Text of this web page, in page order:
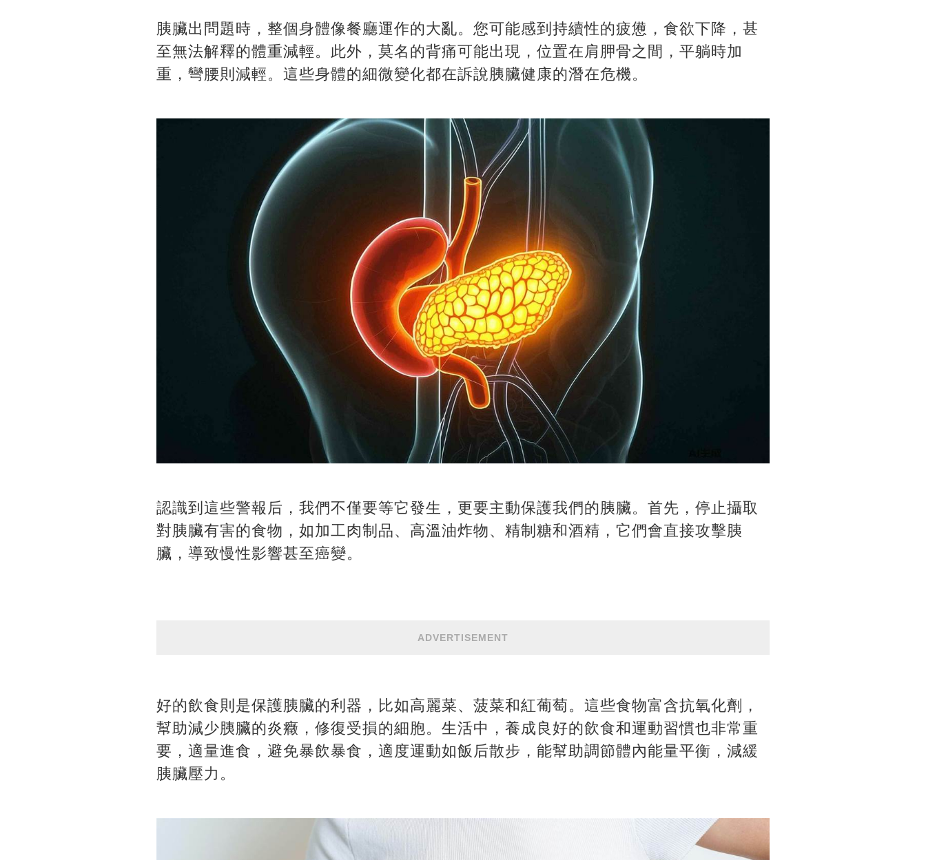
胰臟出問題時，整個身體像餐廳運作的大亂。您可能感到持續性的疲憊，食欲下降，甚
至無法解釋的體重減輕。此外，莫名的背痛可能出現，位置在肩胛骨之間，平躺時加
重，彎腰則減輕。這些身體的細微變化都在訴說胰臟健康的潛在危機。
認識到這些警報后，我們不僅要等它發生，更要主動保護我們的胰臟。首先，停止攝取
對胰臟有害的食物，如加工肉制品、高溫油炸物、精制糖和酒精，它們會直接攻擊胰
臟，導致慢性影響甚至癌變。
ADVERTISEMENT
好的飲食則是保護胰臟的利器，比如高麗菜、菠菜和紅葡萄。這些食物富含抗氧化劑，
幫助減少胰臟的炎癥，修復受損的細胞。生活中，養成良好的飲食和運動習慣也非常重
要，適量進食，避免暴飲暴食，適度運動如飯后散步，能幫助調節體內能量平衡，減緩
胰臟壓力。